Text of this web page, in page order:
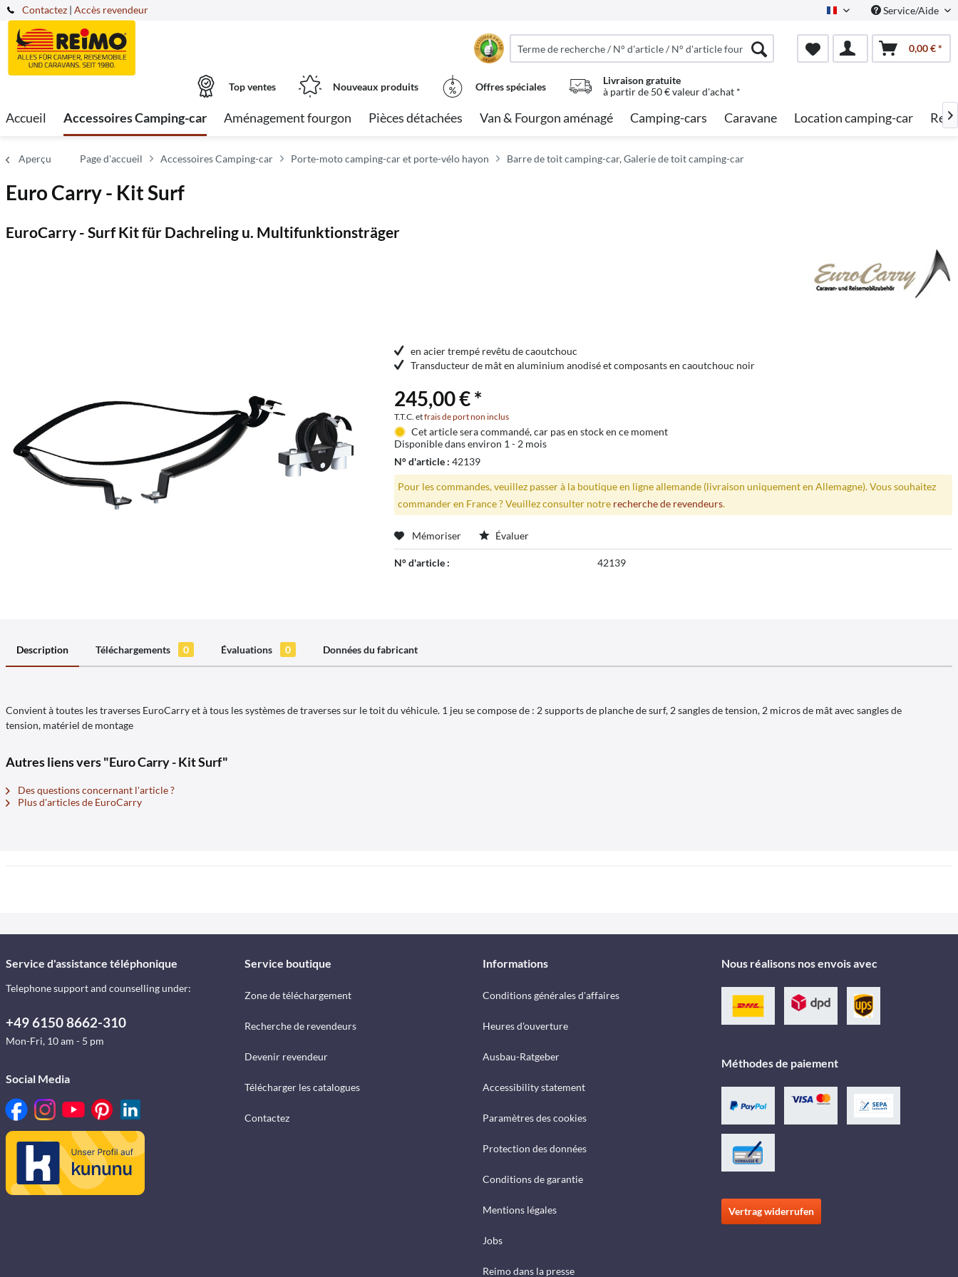
Contactez French Service/Aide
| Accès revendeur
0,00 € *
Top ventes Nouveaux produits Offres spéciales
Livraison gratuite
à partir de 50 € valeur d'achat *
Accueil Accessoires Camping-car Aménagement fourgon Pièces détachées Van & Fourgon aménagé Camping-cars Caravane Location camping-car 
Aperçu Page d'accueil Accessoires Camping-car Porte-moto camping-car et porte-vélo hayon Barre de toit camping-car, Galerie de toit camping-car
Euro Carry - Kit Surf
EuroCarry - Surf Kit für Dachreling u. Multifunktionsträger
en acier trempé revêtu de caoutchouc
Transducteur de mât en aluminium anodisé et composants en caoutchouc noir
245,00 € *
T.T.C. etfrais de port non inclus
Cet article sera commandé, car pas en stock en ce moment
Disponible dans environ 1 - 2 mois
N° d'article : 42139
Pour les commandes, veuillez passer à la boutique en ligne allemande (livraison uniquement en Allemagne). Vous souhaitez
commander en France ? Veuillez consulter notre recherche de revendeurs.
Mémoriser Évaluer
N° d'article : 42139
Description Téléchargements 0 Évaluations 0 Données du fabricant
Convient à toutes les traverses EuroCarry et à tous les systèmes de traverses sur le toit du véhicule. 1 jeu se compose de : 2 supports de planche de surf, 2 sangles de tension, 2 micros de mât avec sangles de
tension, matériel de montage
Autres liens vers "Euro Carry - Kit Surf"
Des questions concernant l'article ?
Plus d'articles de EuroCarry
Service d'assistance téléphonique
Telephone support and counselling under:
+49 6150 8662-310
Mon-Fri, 10 am - 5 pm
Social Media
Service boutique
Zone de téléchargement
Recherche de revendeurs
Devenir revendeur
Télécharger les catalogues
Contactez
Informations
Conditions générales d'affaires
Heures d'ouverture
Ausbau-Ratgeber
Accessibility statement
Paramètres des cookies
Protection des données
Conditions de garantie
Mentions légales
Jobs
Reimo dans la presse
Nous réalisons nos envois avec
Méthodes de paiement
Vertrag widerrufen